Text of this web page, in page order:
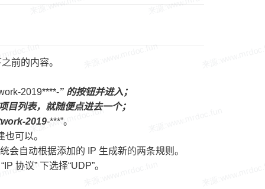
前的内容。
2019****-” 的按钮并进入；
目列表，就随便点进去一个；
2019-***”。
可以。
会自动根据添加的 IP 生成新的两条规则。
协议” 下选择“UDP”。